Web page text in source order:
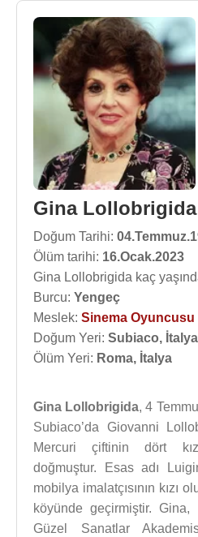
Gina Lollobrigida
Doğum Tarihi:
Ölüm tarihi: 16.Ocak.2023
Gina Lollobrigida kaç
Burcu: Yengeç
Meslek: Sinema Oyuncusu
Doğum Yeri: Subiaco, İtalya
Ölüm Yeri: Roma, İtalya
Gina Lollobrigida, 4
Subiaco’da Giovanni
Mercuri çiftinin dört
doğmuştur. Esas adı
mobilya imalatçısının kızı
köyünde geçirmiştir. Gina,
Güzel Sanatlar